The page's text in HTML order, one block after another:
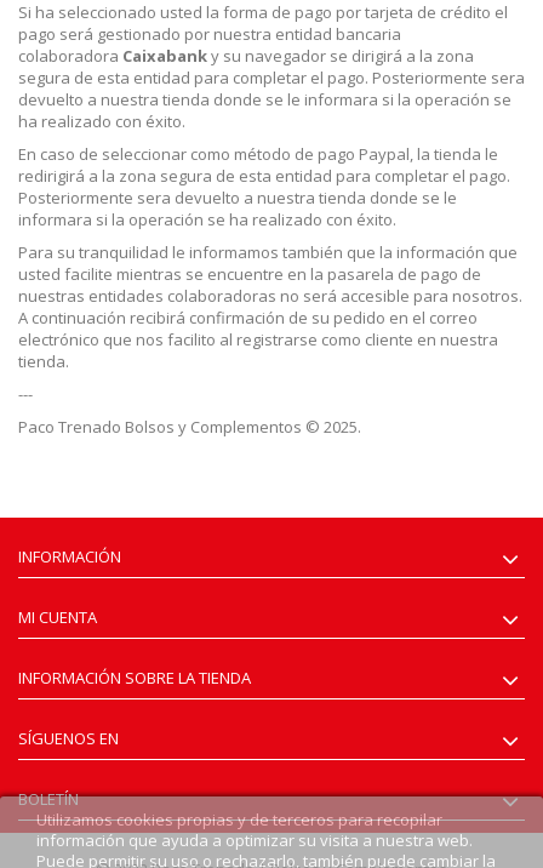
Utilizamos cookies propias y de terceros para recopilar
información que ayuda a optimizar su visita a nuestra web.
Puede permitir su uso o rechazarlo, también puede cambiar la
Si ha seleccionado usted la forma de pago por tarjeta de crédito el
pago será gestionado por nuestra entidad bancaria
colaboradora Caixabanky su navegador se dirigirá a la zona
segura de esta entidad para completar el pago. Posteriormente sera
devuelto a nuestra tienda donde se le informara si la operación se
ha realizado con éxito.
En caso de seleccionar como método de pago Paypal, la tienda le
redirigirá a la zona segura de esta entidad para completar el pago.
Posteriormente sera devuelto a nuestra tienda donde se le
informara si la operación se ha realizado con éxito.
Para su tranquilidad le informamos también que la información que
usted facilite mientras se encuentre en la pasarela de pago de
nuestras entidades colaboradoras no será accesible para nosotros.
A continuación recibirá confirmación de su pedido en el correo
electrónico que nos facilito al registrarse como cliente en nuestra
tienda.
---
Paco Trenado Bolsos y Complementos © 2025.
INFORMACIÓN
MI CUENTA
INFORMACIÓN SOBRE LA TIENDA
SÍGUENOS EN
BOLETÍN